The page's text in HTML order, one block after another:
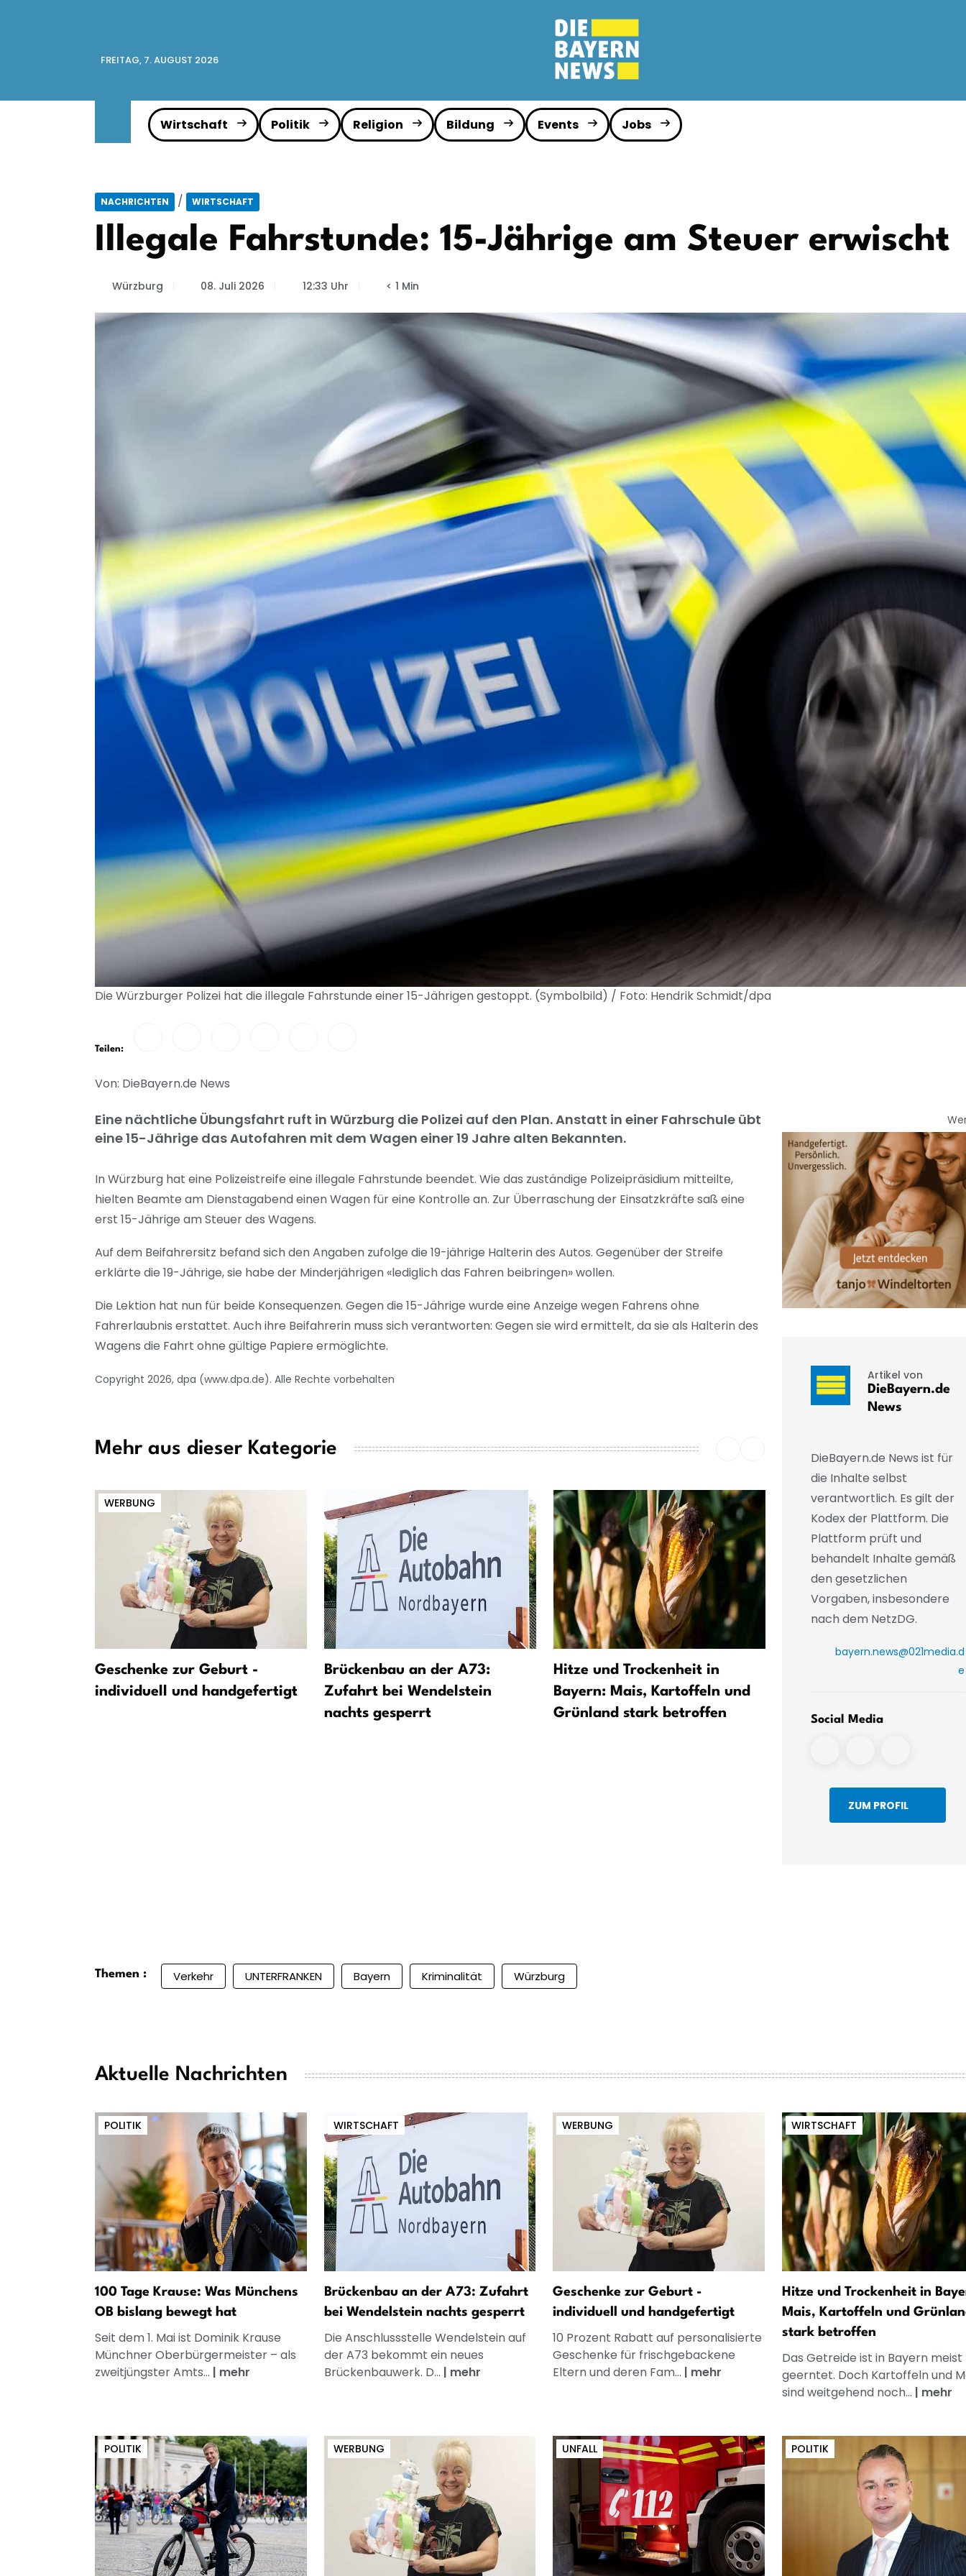
FREITAG, 7. AUGUST 2026
Wirtschaft Politik Religion Bildung Events Jobs
NACHRICHTEN / WIRTSCHAFT
Illegale Fahrstunde: 15-Jährige am Steuer erwischt
Würzburg 08. Juli 2026 12:33 Uhr < 1 Min
Die Würzburger Polizei hat die illegale Fahrstunde einer 15-Jährigen gestoppt. (Symbolbild) / Foto: Hendrik Schmidt/dpa
Teilen:
Von: DieBayern.de News
Eine nächtliche Übungsfahrt ruft in Würzburg die Polizei auf den Plan. Anstatt in einer Fahrschule übt
eine 15-Jährige das Autofahren mit dem Wagen einer 19 Jahre alten Bekannten.
In Würzburg hat eine Polizeistreife eine illegale Fahrstunde beendet. Wie das zuständige Polizeipräsidium mitteilte,
hielten Beamte am Dienstagabend einen Wagen für eine Kontrolle an. Zur Überraschung der Einsatzkräfte saß eine
erst 15-Jährige am Steuer des Wagens.
Auf dem Beifahrersitz befand sich den Angaben zufolge die 19-jährige Halterin des Autos. Gegenüber der Streife
erklärte die 19-Jährige, sie habe der Minderjährigen «lediglich das Fahren beibringen» wollen.
Die Lektion hat nun für beide Konsequenzen. Gegen die 15-Jährige wurde eine Anzeige wegen Fahrens ohne
Fahrerlaubnis erstattet. Auch ihre Beifahrerin muss sich verantworten: Gegen sie wird ermittelt, da sie als Halterin des
Wagens die Fahrt ohne gültige Papiere ermöglichte.
Copyright 2026, dpa (www.dpa.de). Alle Rechte vorbehalten
Mehr aus dieser Kategorie
WERBUNG
Geschenke zur Geburt -
individuell und handgefertigt
Brückenbau an der A73:
Zufahrt bei Wendelstein
nachts gesperrt
Hitze und Trockenheit in
Bayern: Mais, Kartoffeln und
Grünland stark betroffen
möglicher
Artikel von
DieBayern.de
News
DieBayern.de News ist für
die Inhalte selbst
verantwortlich. Es gilt der
Kodex der Plattform. Die
Plattform prüft und
behandelt Inhalte gemäß
den gesetzlichen
Vorgaben, insbesondere
nach dem NetzDG.
bayern.news@021media.d
e
Social Media
ZUM PROFIL
Themen : Verkehr UNTERFRANKEN Bayern Kriminalität Würzburg
Aktuelle Nachrichten
POLITIK
100 Tage Krause: Was Münchens
OB bislang bewegt hat
Seit dem 1. Mai ist Dominik Krause
Münchner Oberbürgermeister – als
zweitjüngster Amts... | mehr
WIRTSCHAFT
Brückenbau an der A73: Zufahrt
bei Wendelstein nachts gesperrt
Die Anschlussstelle Wendelstein auf
der A73 bekommt ein neues
Brückenbauwerk. D... | mehr
WERBUNG
Geschenke zur Geburt -
individuell und handgefertigt
10 Prozent Rabatt auf personalisierte
Geschenke für frischgebackene
Eltern und deren Fam... | mehr
WIRTSCHAFT
Hitze und Trockenheit in
Mais, Kartoffeln und
stark betroffen
Das Getreide ist in Bayern meist
geerntet. Doch Kartoffeln und
sind weitgehend noch... | mehr
POLITIK WERBUNG UNFALL POLITIK